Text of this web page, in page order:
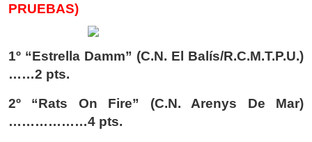
PRUEBAS)
1º “Estrella Damm” (C.N. El Balís/R.C.M.T.P.U.)
……2 pts.
2º “Rats On Fire” (C.N. Arenys De Mar)
………………4 pts.